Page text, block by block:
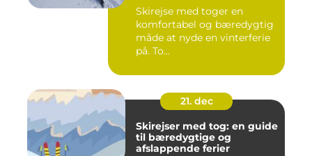
Skirejse med toger en
komfortabel og bæredygtig
måde at nyde en vinterferie
på. To...
21. dec
Skirejser med tog: en guide
til bæredygtige og
afslappende ferier